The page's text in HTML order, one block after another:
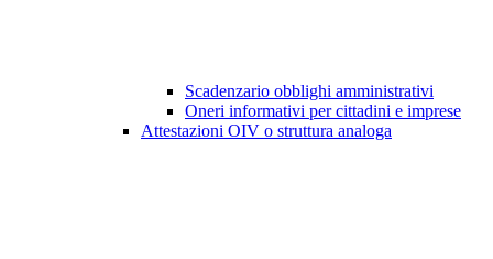
Scadenzario obblighi amministrativi
Oneri informativi per cittadini e imprese
Attestazioni OIV o struttura analoga